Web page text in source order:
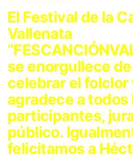
El Festival de la
Vallenata
se enorgullece
celebrar el folclor
agradece a todos
participantes,
público.
felicitamos a